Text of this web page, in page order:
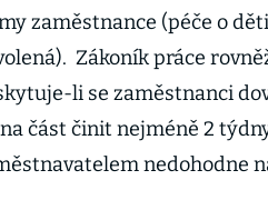
zaměstnance (péče o
Zákoník práce
li se zaměstnanci
část činit nejméně 2
nedohodne